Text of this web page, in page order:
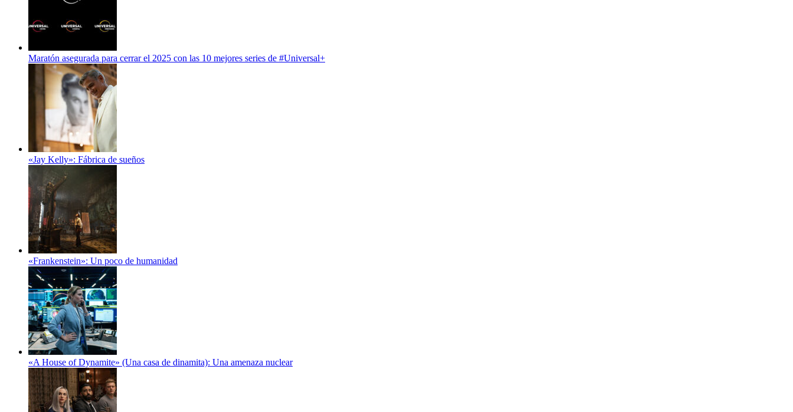
Maratón asegurada para cerrar el 2025 con las 10 mejores series de #Universal+
«Jay Kelly»: Fábrica de sueños
«Frankenstein»: Un poco de humanidad
«A House of Dynamite» (Una casa de dinamita): Una amenaza nuclear